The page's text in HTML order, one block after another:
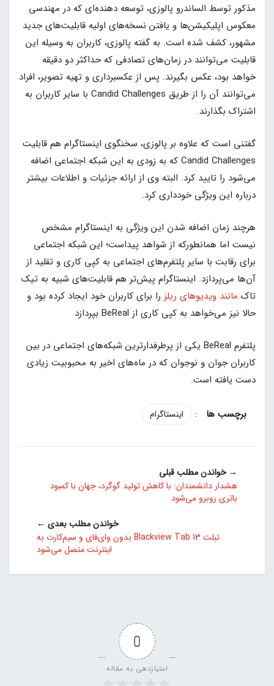
مذکور توسط الساندرو پالوزی، توسعه دهنده‌ای که در مهندسی
معکوس اپلیکیشن‌ها و یافتن نسخه‌های اولیه قابلیت‌های جدید
مشهور، کشف شده است. به گفته پالوزی، کاربران به وسیله این
قابلیت می‌توانند در زمان‌های تصادفی که حداکثر دو دقیقه
خواهد بود، عکس بگیرند. پس از عکسبرداری و تهیه تصویر، افراد
می‌توانند آن را از طریق Candid Challenges با سایر کاربران به
اشتراک بگذارند.
گفتنی است که علاوه بر پالوزی، سخنگوی اینستاگرام هم قابلیت
Candid Challenges که به زودی به این شبکه اجتماعی اضافه
می‌شود را تایید کرد. البته وی از ارائه جزئیات و اطلاعات بیشتر
درباره این ویژگی خودداری کرد.
هرچند زمان اضافه شدن این ویژگی به اینستاگرام مشخص
نیست اما همانطورکه از شواهد پیداست؛ این شبکه اجتماعی
برای رقابت با سایر پلتفرم‌های اجتماعی به کپی کاری و تقلید از
آن‌ها می‌پردازد. اینستاگرام پیش‌تر هم قابلیت‌های شبیه به تیک
تاک مانند ویدیوهای ریلز را برای کاربران خود ایجاد کرده بود و
حالا نیز می‌خواهد به کپی کاری از BeReal بپردازد
پلتفرم BeReal یکی از پرطرفدارترین شبکه‌های اجتماعی در بین
کاربران جوان و نوجوان که در ماه‌های اخیر به محبوبیت زیادی
دست یافته است.
: اینستاگرام
→ خواندن مطلب قبلی
هشدار دانشمندان: با کاهش تولید گوگرد، جهان با کمبود
باتری روبرو می‌شود
خواندن مطلب بعدی ←
تبلت Blackview Tab 13 بدون وای‌فای و سیم‌کارت به
اینترنت متصل می‌شود
0
امتیازدهی به مقاله